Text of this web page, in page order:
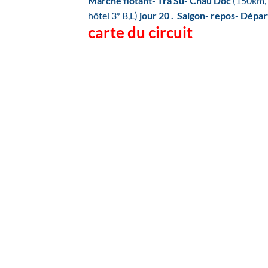
hôtel 3* B,L) jour 20 . Saigon- repos-
carte du circuit